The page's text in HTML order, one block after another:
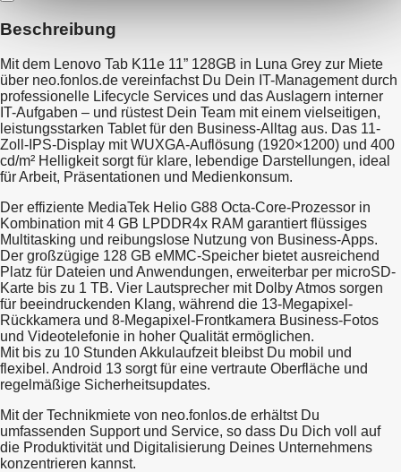
Beschreibung
Mit dem Lenovo Tab K11e 11” 128GB in Luna Grey zur Miete
über neo.fonlos.de vereinfachst Du Dein IT-Management durch
professionelle Lifecycle Services und das Auslagern interner
IT-Aufgaben – und rüstest Dein Team mit einem vielseitigen,
leistungsstarken Tablet für den Business-Alltag aus. Das 11-
Zoll-IPS-Display mit WUXGA-Auflösung (1920×1200) und 400
cd/m² Helligkeit sorgt für klare, lebendige Darstellungen, ideal
für Arbeit, Präsentationen und Medienkonsum.
Der effiziente MediaTek Helio G88 Octa-Core-Prozessor in
Kombination mit 4 GB LPDDR4x RAM garantiert flüssiges
Multitasking und reibungslose Nutzung von Business-Apps.
Der großzügige 128 GB eMMC-Speicher bietet ausreichend
Platz für Dateien und Anwendungen, erweiterbar per microSD-
Karte bis zu 1 TB. Vier Lautsprecher mit Dolby Atmos sorgen
für beeindruckenden Klang, während die 13-Megapixel-
Rückkamera und 8-Megapixel-Frontkamera Business-Fotos
und Videotelefonie in hoher Qualität ermöglichen.
Mit bis zu 10 Stunden Akkulaufzeit bleibst Du mobil und
flexibel. Android 13 sorgt für eine vertraute Oberfläche und
regelmäßige Sicherheitsupdates.
Mit der Technikmiete von neo.fonlos.de erhältst Du
umfassenden Support und Service, so dass Du Dich voll auf
die Produktivität und Digitalisierung Deines Unternehmens
konzentrieren kannst.